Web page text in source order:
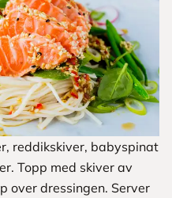
reddikskiver, babyspinat
Topp med skiver av
over dressingen. Server